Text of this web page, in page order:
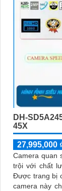
DH-
45X
27,995,000
Camera quan
trội với chất
Được trang bị
camera này